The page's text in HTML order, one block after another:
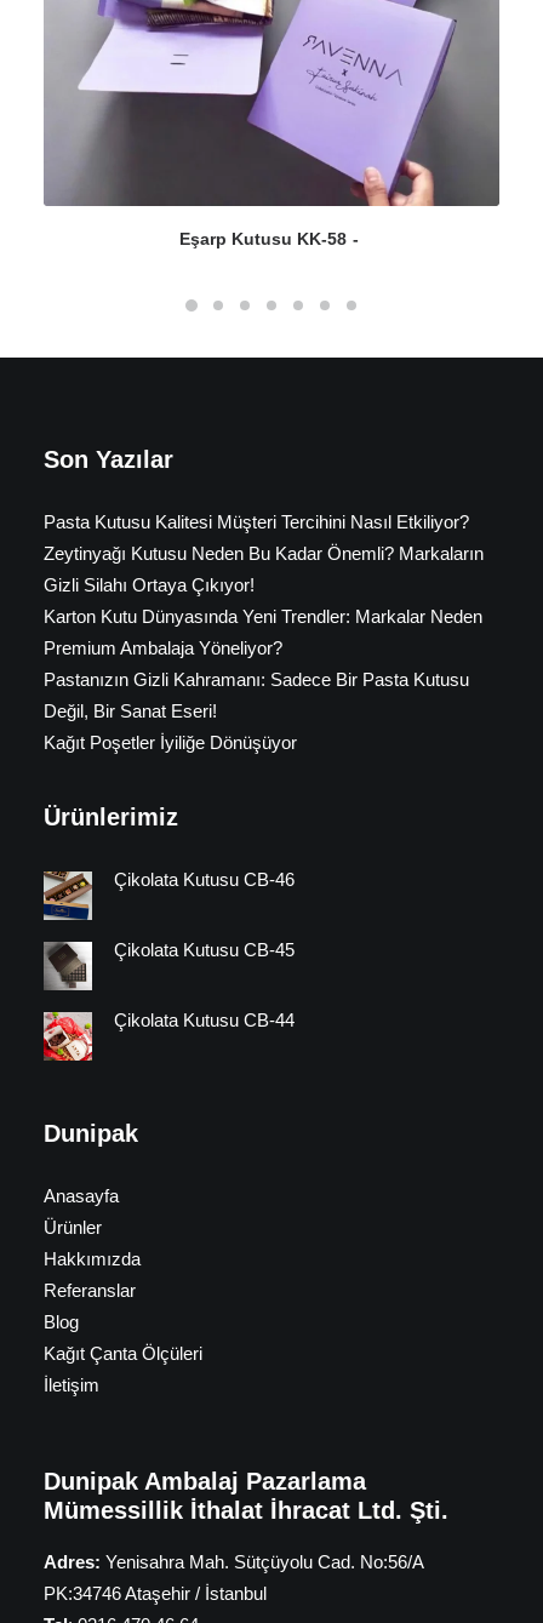
Eşarp Kutusu KK-58
Son Yazılar
Pasta Kutusu Kalitesi Müşteri Tercihini Nasıl Etkiliyor?
Zeytinyağı Kutusu Neden Bu Kadar Önemli? Markaların
Gizli Silahı Ortaya Çıkıyor!
Karton Kutu Dünyasında Yeni Trendler: Markalar Neden
Premium Ambalaja Yöneliyor?
Pastanızın Gizli Kahramanı: Sadece Bir Pasta Kutusu
Değil, Bir Sanat Eseri!
Kağıt Poşetler İyiliğe Dönüşüyor
Ürünlerimiz
Çikolata Kutusu CB-46
Çikolata Kutusu CB-45
Çikolata Kutusu CB-44
Dunipak
Anasayfa
Ürünler
Hakkımızda
Referanslar
Blog
Kağıt Çanta Ölçüleri
İletişim
Dunipak Ambalaj Pazarlama
Mümessillik İthalat İhracat Ltd. Şti.
Adres: Yenisahra Mah. Sütçüyolu Cad. No:56/A
PK:34746 Ataşehir / İstanbul